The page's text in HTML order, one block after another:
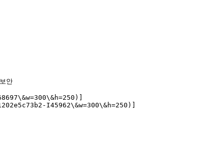
안
I45962\&w=300\&h=250)]